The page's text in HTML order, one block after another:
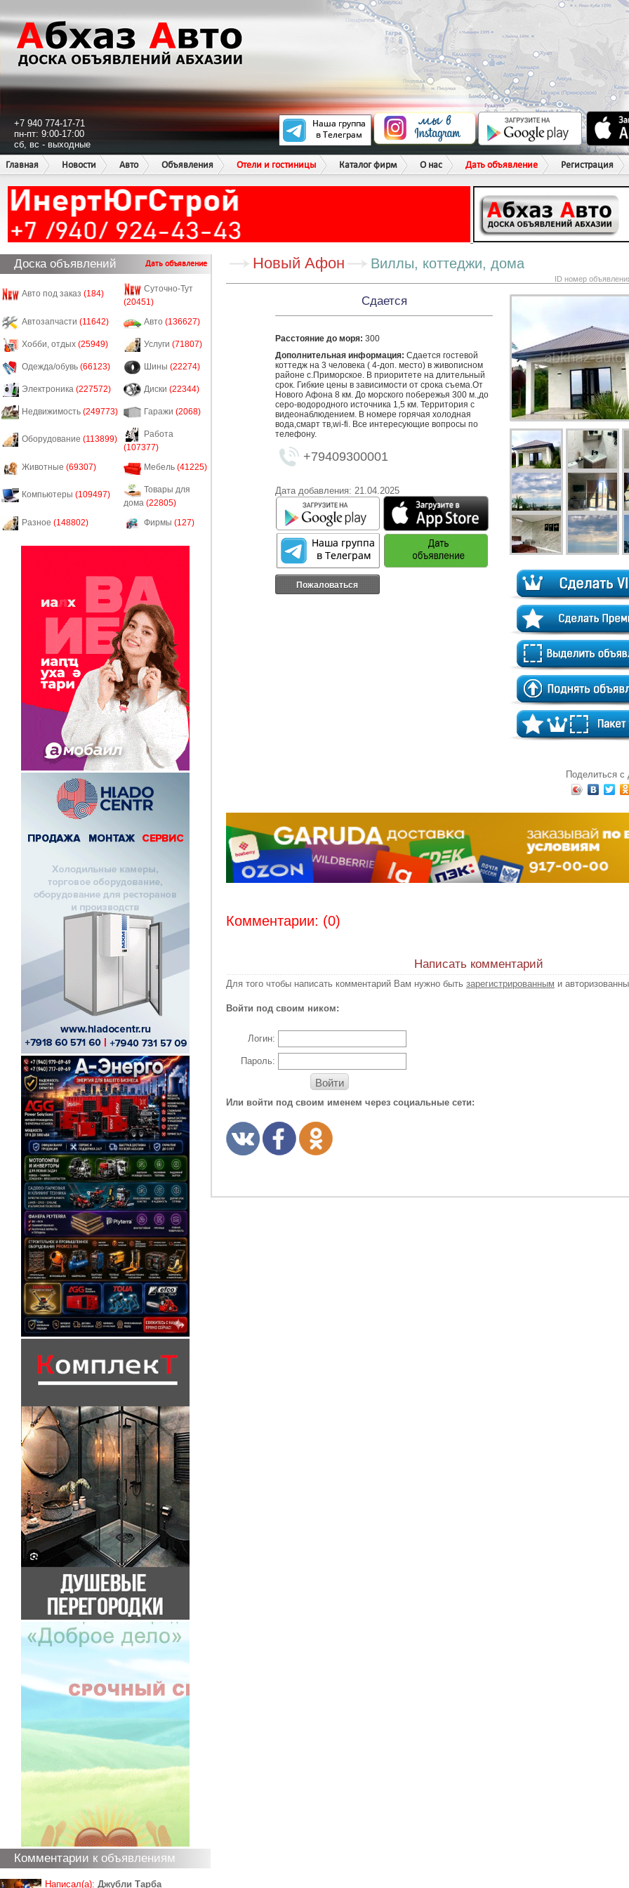
+7 940 774-17-71
пн-пт: 9:00-17:00
сб, вс - выходные
Главная
Новости Авто Объявления Отели и гостиницы Каталог фирм О нас Дать объявление Регистрация
Доска объявлений Дать объявление
Авто под заказ (184)
Суточно-Тут
(20451)
Автозапчасти (11642) Авто (136627)
Хобби, отдых (25949) Услуги (71807)
Одежда/обувь (66123) Шины (22274)
Электроника (227572) Диски (22344)
Недвижимость (249773) Гаражи (2068)
Оборудование (113899)
Работа
(107377)
Животные (69307) Мебель (41225)
Компьютеры (109497)
Товары для
дома (22805)
Разное (148802) Фирмы (127)
Комментарии к объявлениям
Написал(а): Джубли Тарба
Новый Афон Виллы, коттеджи, дома
ID номер
Сдается
Расстояние до моря: 300
Дополнительная информация: Сдается гостевой
коттедж на 3 человека ( 4-доп. место) в живописном
районе с.Приморское. В приоритете на длительный
срок. Гибкие цены в зависимости от срока съема.От
Нового Афона 8 км. До морского побережья 300 м.,до
серо-водородного источника 1,5 км. Территория с
видеонаблюдением. В номере горячая холодная
вода,смарт тв,wi-fi. Все интересующие вопросы по
телефону.
+79409300001
Дата добавления: 21.04.2025
Пожаловаться
Поделиться с
Комментарии: (0)
Написать комментарий
Для того чтобы написать комментарий Вам нужно быть зарегистрированным и
Войти под своим ником:
Логин:
Пароль:
Войти
Или войти под своим именем через социальные сети: